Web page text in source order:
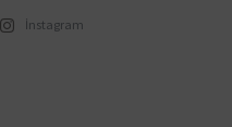
İnstagram